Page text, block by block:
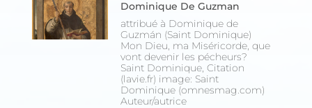
Dominique De Guzman
attribué à Dominique de
Guzmán (Saint Dominique)
Mon Dieu, ma Miséricorde, que
vont devenir les pécheurs?
Saint Dominique, Citation
(lavie.fr) image: Saint
Dominique (omnesmag.com)
Auteur/autrice